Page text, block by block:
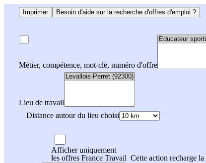
Imprimer Besoin d'aide sur la recherche d'offres d'emploi ?
Métier, compétence, mot-clé, numéro d'offre
Lieu de travail
Distance autour du lieu choisi
Afficher uniquement
les offres France Travail Cette action recharge